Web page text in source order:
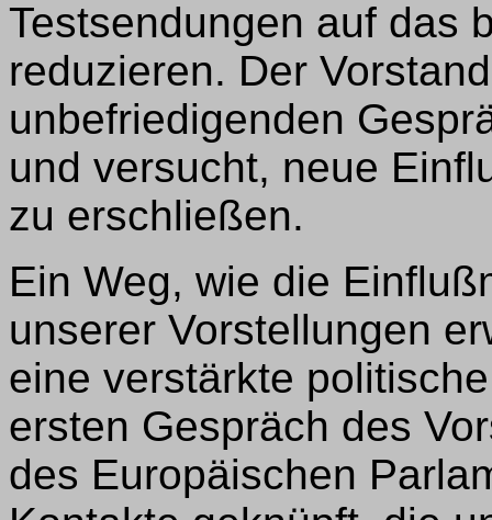
Testsendungen auf das
reduzieren. Der
unbefriedigenden
und versucht, neue
zu erschließen.
Ein Weg, wie die
unserer Vorstellungen
eine verstärkte
ersten Gespräch des
des Europäischen